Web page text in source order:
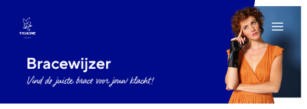
naar
inhoud